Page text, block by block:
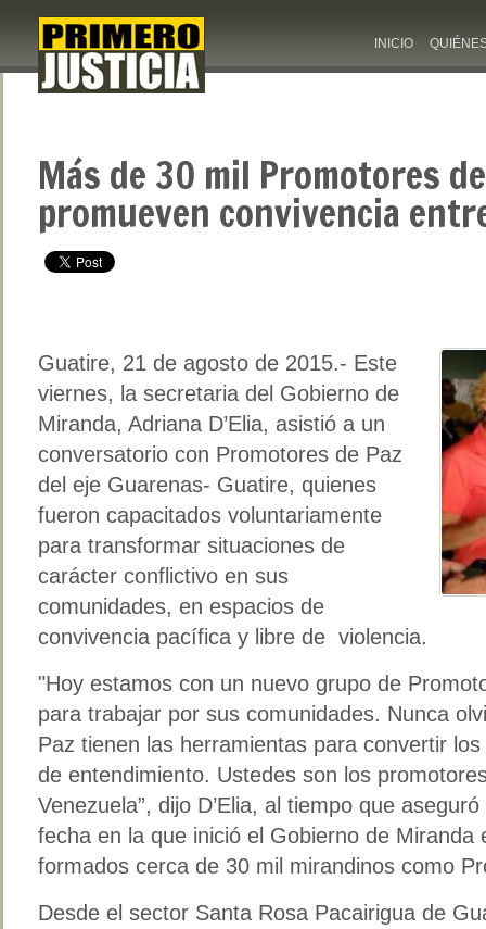
INICIO
Más de 30 mil Promotores
promueven convivencia
Guatire, 21 de agosto de 2015.- Este
viernes, la secretaria del Gobierno de
Miranda, Adriana D’Elia, asistió a un
conversatorio con Promotores de Paz
del eje Guarenas- Guatire, quienes
fueron capacitados voluntariamente
para transformar situaciones de
carácter conflictivo en sus
comunidades, en espacios de
convivencia pacífica y libre de violencia.
"Hoy estamos con un nuevo grupo de
para trabajar por sus comunidades. Nunca
Paz tienen las herramientas para convertir
de entendimiento. Ustedes son los
Venezuela”, dijo D’Elia, al tiempo que
fecha en la que inició el Gobierno de Miranda
formados cerca de 30 mil mirandinos como
Desde el sector Santa Rosa Pacairigua de